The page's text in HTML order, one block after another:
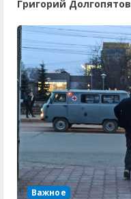
Григорий Долгопятов
Важное